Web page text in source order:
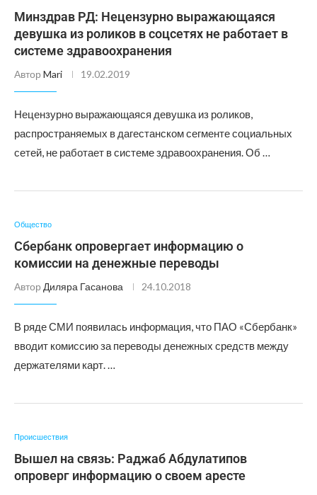
Минздрав РД: Нецензурно выражающаяся
девушка из роликов в соцсетях не работает в
системе здравоохранения
Автор Mari 19.02.2019
Нецензурно выражающаяся девушка из роликов,
распространяемых в дагестанском сегменте социальных
сетей, не работает в системе здравоохранения. Об …
Общество
Сбербанк опровергает информацию о
комиссии на денежные переводы
Автор Диляра Гасанова 24.10.2018
В ряде СМИ появилась информация, что ПАО «Сбербанк»
вводит комиссию за переводы денежных средств между
держателями карт. …
Происшествия
Вышел на связь: Раджаб Абдулатипов
опроверг информацию о своем аресте